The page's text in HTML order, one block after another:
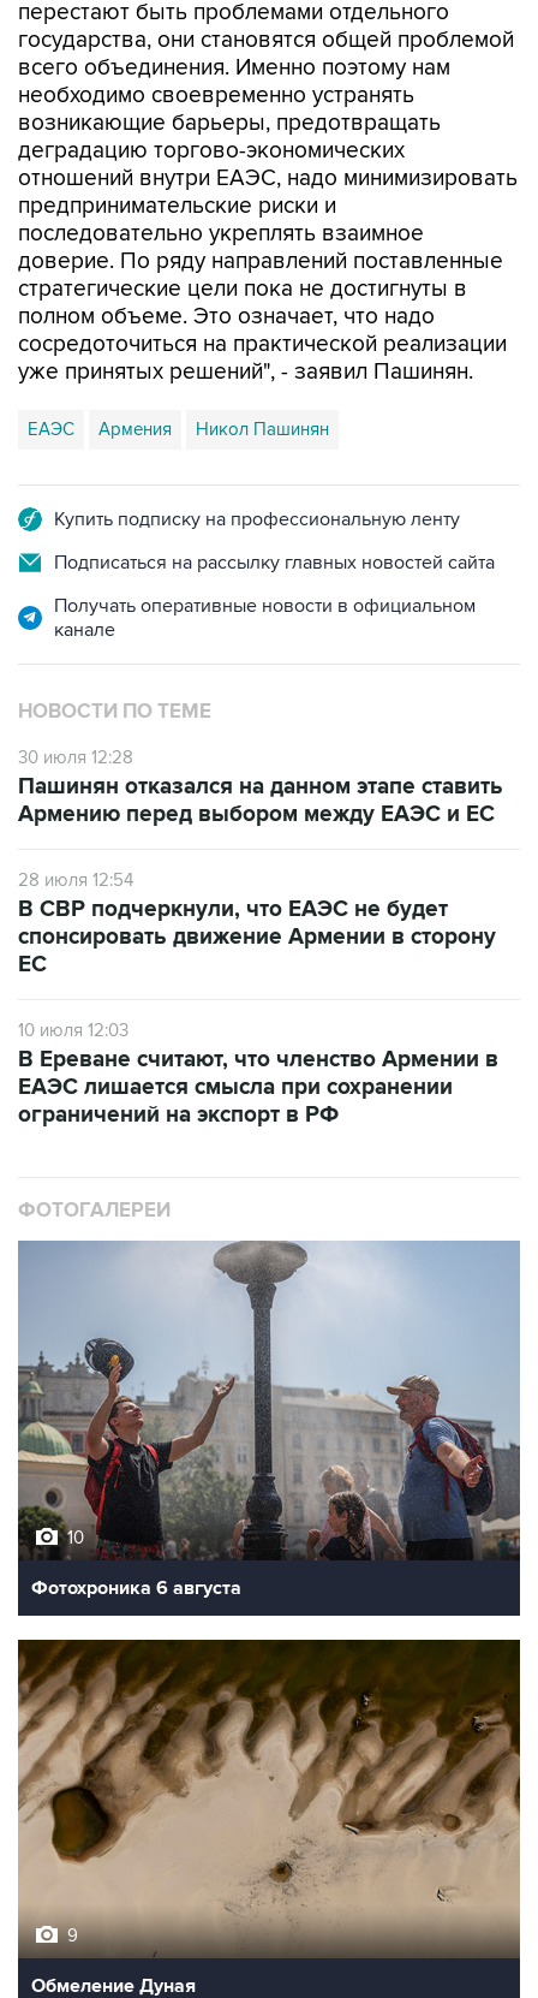
перестают быть проблемами отдельного
государства, они становятся общей проблемой
всего объединения. Именно поэтому нам
необходимо своевременно устранять
возникающие барьеры, предотвращать
деградацию торгово-экономических
отношений внутри ЕАЭС, надо минимизировать
предпринимательские риски и
последовательно укреплять взаимное
доверие. По ряду направлений поставленные
стратегические цели пока не достигнуты в
полном объеме. Это означает, что надо
сосредоточиться на практической реализации
уже принятых решений", - заявил Пашинян.
ЕАЭС Армения Никол Пашинян
Купить подписку на профессиональную ленту
Подписаться на рассылку главных новостей сайта
Получать оперативные новости в официальном
канале
НОВОСТИ ПО ТЕМЕ
30 июля 12:28
Пашинян отказался на данном этапе ставить
Армению перед выбором между ЕАЭС и ЕС
28 июля 12:54
В СВР подчеркнули, что ЕАЭС не будет
спонсировать движение Армении в сторону
ЕС
10 июля 12:03
В Ереване считают, что членство Армении в
ЕАЭС лишается смысла при сохранении
ограничений на экспорт в РФ
ФОТОГАЛЕРЕИ
10
Фотохроника 6 августа
9
Обмеление Дуная